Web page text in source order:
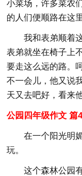
小菜场，许多菜农
的人们便顺路在这
我和表弟顺着
表弟就坐在椅子上
要走这么远的路。
不一会儿，他又说
天又去吧好，看来
公园四年级作文 篇
在一个阳光明
玩。
这个森林公园